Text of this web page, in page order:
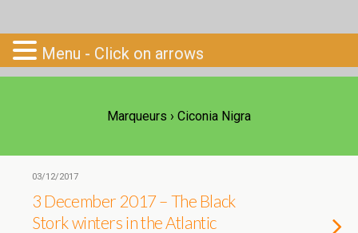
Go-South
Marqueurs › Ciconia Nigra
03/12/2017
3 December 2017 – The Black
Stork winters in the Atlantic
Menu - Click on arrows